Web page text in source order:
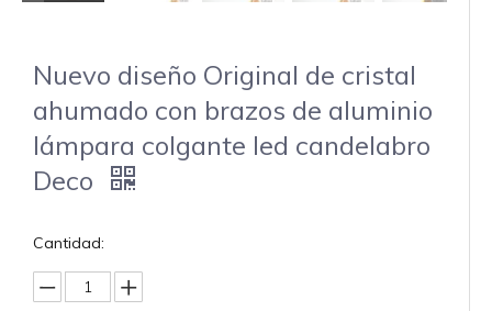
Nuevo diseño Original de cristal
ahumado con brazos de aluminio
lámpara colgante led candelabro
Deco
Cantidad: